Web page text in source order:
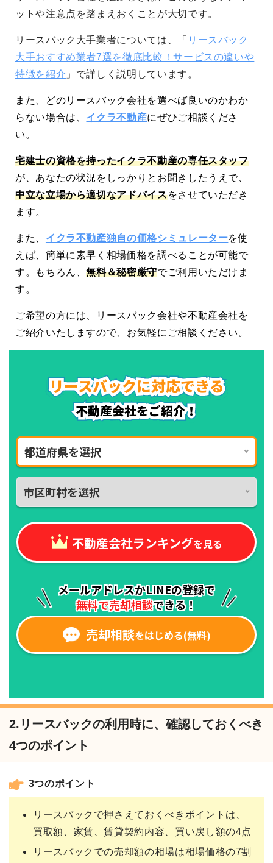
ットや注意点を踏まえおくことが大切です。
リースバック大手業者については、「 リースバック
大手おすすめ業者7選を徹底比較！サービスの違いや
特徴を紹介 」で詳しく説明しています。
また、どのリースバック会社を選べば良いのかわか
らない場合は、 イクラ不動産にぜひご相談くださ
い。
宅建士の資格を持ったイクラ不動産の専任スタッフ
が、あなたの状況をしっかりとお聞きしたうえで、
中立な立場から適切なアドバイスをさせていただき
ます。
また、 イクラ不動産独自の価格シミュレーターを使
えば、簡単に素早く相場価格を調べることが可能で
す。もちろん、無料＆秘密厳守でご利用いただけま
す。
ご希望の方には、リースバック会社や不動産会社を
ご紹介いたしますので、お気軽にご相談ください。
2.リースバックの利用時に、確認しておくべき
4つのポイント
3つのポイント
リースバックで押さえておくべきポイントは、
買取額、家賃、賃貸契約内容、買い戻し額の4点
リースバックでの売却額の相場は相場価格の7割